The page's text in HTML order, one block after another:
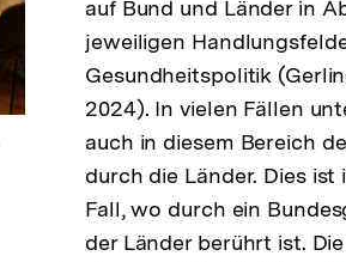
auf Bund und Länder in
jeweiligen
Gesundheitspolitik
2024). In vielen Fällen
auch in diesem Bereich
durch die Länder. Dies
Fall, wo durch ein
der Länder berührt ist.